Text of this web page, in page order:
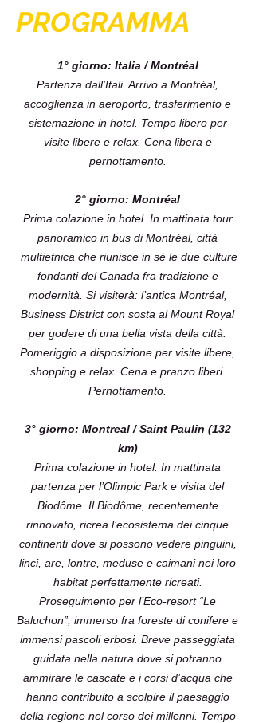
PROGRAMMA
1° giorno: Italia / Montréal
Partenza dall'Itali. Arrivo a Montréal,
accoglienza in aeroporto, trasferimento e
sistemazione in hotel. Tempo libero per
visite libere e relax. Cena libera e
pernottamento.
2° giorno: Montréal
Prima colazione in hotel. In mattinata tour
panoramico in bus di Montréal, città
multietnica che riunisce in sé le due culture
fondanti del Canada fra tradizione e
modernità. Si visiterà: l’antica Montréal,
Business District con sosta al Mount Royal
per godere di una bella vista della città.
Pomeriggio a disposizione per visite libere,
shopping e relax. Cena e pranzo liberi.
Pernottamento.
3° giorno: Montreal / Saint Paulin (132
km)
Prima colazione in hotel. In mattinata
partenza per l’Olimpic Park e visita del
Biodôme. Il Biodôme, recentemente
rinnovato, ricrea l’ecosistema dei cinque
continenti dove si possono vedere pinguini,
linci, are, lontre, meduse e caimani nei loro
habitat perfettamente ricreati.
Proseguimento per l’Eco-resort “Le
Baluchon”; immerso fra foreste di conifere e
immensi pascoli erbosi. Breve passeggiata
guidata nella natura dove si potranno
ammirare le cascate e i corsi d’acqua che
hanno contribuito a scolpire il paesaggio
della regione nel corso dei millenni. Tempo